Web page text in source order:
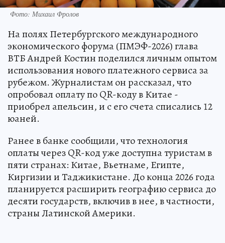
Фото: Михаил Фролов
На полях Петербургского международного
экономического форума (ПМЭФ-2026) глава
ВТБ Андрей Костин поделился личным опытом
использования нового платежного сервиса за
рубежом. Журналистам он рассказал, что
опробовал оплату по QR-коду в Китае -
приобрел апельсин, и с его счета списались 12
юаней.
Ранее в банке сообщили, что технология
оплаты через QR-код уже доступна туристам в
пяти странах: Китае, Вьетнаме, Египте,
Киргизии и Таджикистане. До конца 2026 года
планируется расширить географию сервиса до
десяти государств, включив в нее, в частности,
страны Латинской Америки.